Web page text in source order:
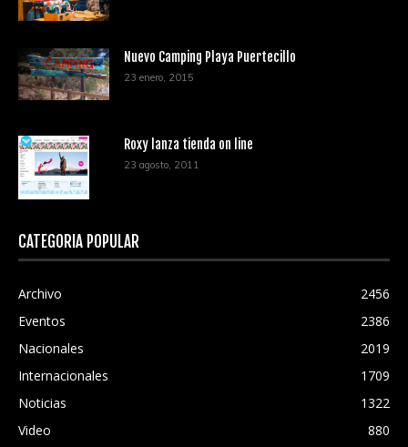
Nuevo Camping Playa Puertecillo
23 enero, 2015
Roxy lanza tienda on line
23 agosto, 2011
CATEGORÍA POPULAR
Archivo
2456
Eventos
2386
Nacionales
2019
Internacionales
1709
Noticias
1322
Video
880